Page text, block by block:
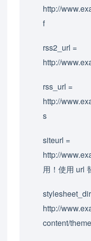
http://
f
rss2_url =
http://
rss_url =
http://
s
siteurl =
http://
用！使用 url
http://
content/